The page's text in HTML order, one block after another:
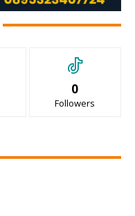
0
Followers